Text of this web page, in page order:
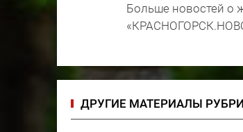
Больше новостей о
ДРУГИЕ МАТЕРИАЛЫ